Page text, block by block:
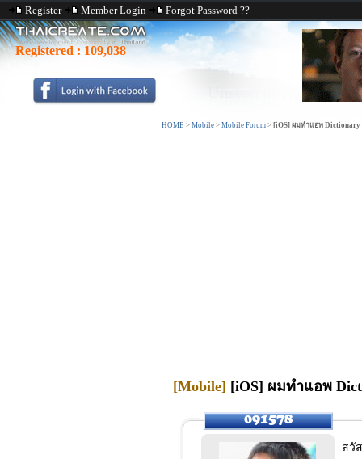
Register Member Login Forgot Password ??
Registered : 109,038
HOME > Mobile > Mobile Forum > [iOS] ผมทำแอพ
[Mobile] [iOS] ผมทำแอพ
สวั